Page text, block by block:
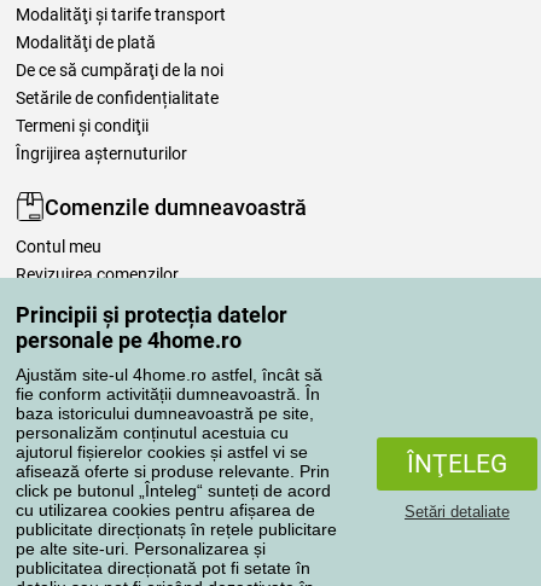
Principii și protecția datelor
personale pe 4home.ro
Ajustăm site-ul 4home.ro astfel, încât să
fie conform activității dumneavoastră. În
baza istoricului dumneavoastră pe site,
personalizăm conținutul acestuia cu
ajutorul fișierelor cookies și astfel vi se
afisează oferte si produse relevante. Prin
click pe butonul „Înteleg“ sunteți de acord
cu utilizarea cookies pentru afișarea de
publicitate direcționatș în rețele publicitare
pe alte site-uri. Personalizarea și
publicitatea direcționată pot fi setate în
ÎNŢELEG
Setări detaliate
Modalităţi şi tarife transport
Modalităţi de plată
De ce să cumpăraţi de la noi
Setările de confidențialitate
Termeni şi condiţii
Îngrijirea așternuturilor
Comenzile dumneavoastră
Contul meu
Revizuirea comenzilor
Reclamaţii
Retragere de la contract
Regulile de procesare a recenziilor
Metode de transport
Metode de plată